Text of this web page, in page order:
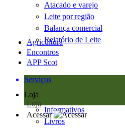
Atacado e varejo
Leite por região
Balança comercial
Relatório de Leite
Agricultura
Encontros
APP Scot
Serviços
Loja
Loja
Informativos
Livros
Acessar